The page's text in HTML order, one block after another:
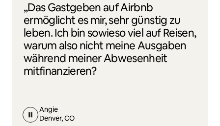
„Das Gastgeben auf Airbnb
ermöglicht es mir, sehr günstig zu
leben. Ich bin sowieso viel auf Reisen,
warum also nicht meine Ausgaben
während meiner Abwesenheit
mitfinanzieren?
Angie
Denver, CO